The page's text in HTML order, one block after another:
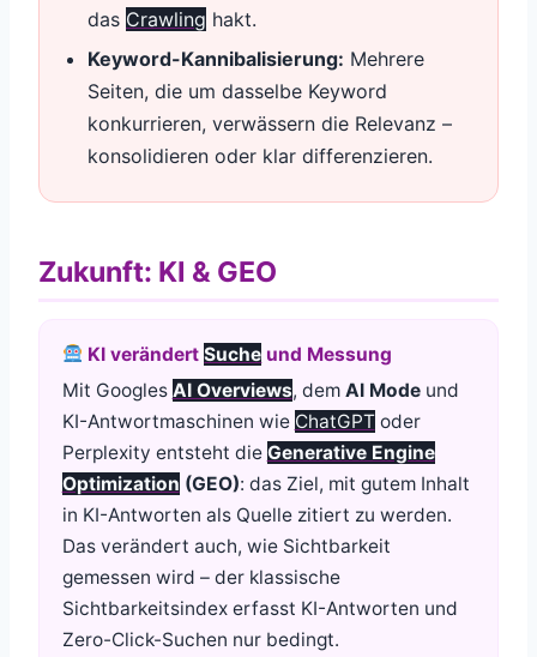
das Crawling hakt.
Keyword-Kannibalisierung: Mehrere
Seiten, die um dasselbe Keyword
konkurrieren, verwässern die Relevanz –
konsolidieren oder klar differenzieren.
Zukunft: KI & GEO
KI verändertSuche und Messung
Mit Googles AI Overviews, dem AI Modeund
KI-Antwortmaschinen wie ChatGPToder
Perplexity entsteht die Generative Engine
Optimization (GEO): das Ziel, mit gutem Inhalt
in KI-Antworten als Quelle zitiert zu werden.
Das verändert auch, wie Sichtbarkeit
gemessen wird – der klassische
Sichtbarkeitsindex erfasst KI-Antworten und
Zero-Click-Suchen nur bedingt.